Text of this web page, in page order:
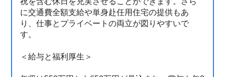
に交通費全額支給や単身赴任用住宅の提供もあ
り、仕事とプライベートの両立が図りやすいで
す。
＜給与と福利厚生＞